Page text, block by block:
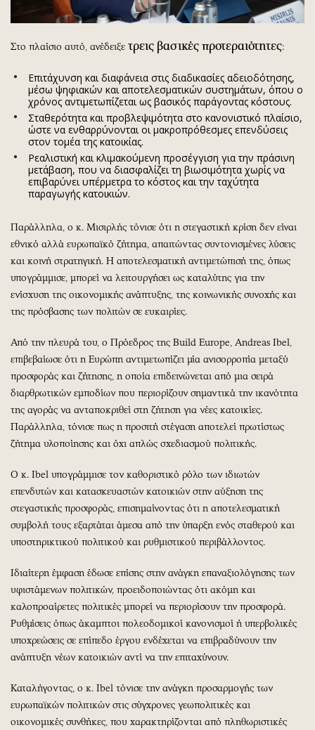
Στο πλαίσιο αυτό, ανέδειξε τρεις βασικές προτεραιότητες:
Επιτάχυνση και διαφάνεια στις διαδικασίες αδειοδότησης,
μέσω ψηφιακών και αποτελεσματικών συστημάτων, όπου ο
χρόνος αντιμετωπίζεται ως βασικός παράγοντας κόστους.
Σταθερότητα και προβλεψιμότητα στο κανονιστικό πλαίσιο,
ώστε να ενθαρρύνονται οι μακροπρόθεσμες επενδύσεις
στον τομέα της κατοικίας.
Ρεαλιστική και κλιμακούμενη προσέγγιση για την πράσινη
μετάβαση, που να διασφαλίζει τη βιωσιμότητα χωρίς να
επιβαρύνει υπέρμετρα το κόστος και την ταχύτητα
παραγωγής κατοικιών.
Παράλληλα, ο κ. Μισιρλής τόνισε ότι η στεγαστική κρίση δεν είναι
εθνικό αλλά ευρωπαϊκό ζήτημα, απαιτώντας συντονισμένες λύσεις
και κοινή στρατηγική. Η αποτελεσματική αντιμετώπισή της, όπως
υπογράμμισε, μπορεί να λειτουργήσει ως καταλύτης για την
ενίσχυση της οικονομικής ανάπτυξης, της κοινωνικής συνοχής και
της πρόσβασης των πολιτών σε ευκαιρίες.
Από την πλευρά του, ο Πρόεδρος της Build Europe, Andreas Ibel,
επιβεβαίωσε ότι η Ευρώπη αντιμετωπίζει μία ανισορροπία μεταξύ
προσφοράς και ζήτησης, η οποία επιδεινώνεται από μια σειρά
διαρθρωτικών εμποδίων που περιορίζουν σημαντικά την ικανότητα
της αγοράς να ανταποκριθεί στη ζήτηση για νέες κατοικίες.
Παράλληλα, τόνισε πως η προσιτή στέγαση αποτελεί πρωτίστως
ζήτημα υλοποίησης και όχι απλώς σχεδιασμού πολιτικής.
Ο κ. Ibel υπογράμμισε τον καθοριστικό ρόλο των ιδιωτών
επενδυτών και κατασκευαστών κατοικιών στην αύξηση της
στεγαστικής προσφοράς, επισημαίνοντας ότι η αποτελεσματική
συμβολή τους εξαρτάται άμεσα από την ύπαρξη ενός σταθερού και
υποστηρικτικού πολιτικού και ρυθμιστικού περιβάλλοντος.
Ιδιαίτερη έμφαση έδωσε επίσης στην ανάγκη επαναξιολόγησης των
υφιστάμενων πολιτικών, προειδοποιώντας ότι ακόμη και
καλοπροαίρετες πολιτικές μπορεί να περιορίσουν την προσφορά.
Ρυθμίσεις όπως άκαμπτοι πολεοδομικοί κανονισμοί ή υπερβολικές
υποχρεώσεις σε επίπεδο έργου ενδέχεται να επιβραδύνουν την
ανάπτυξη νέων κατοικιών αντί να την επιταχύνουν.
Καταλήγοντας, ο κ. Ibel τόνισε την ανάγκη προσαρμογής των
ευρωπαϊκών πολιτικών στις σύγχρονες γεωπολιτικές και
οικονομικές συνθήκες, που χαρακτηρίζονται από πληθωριστικές